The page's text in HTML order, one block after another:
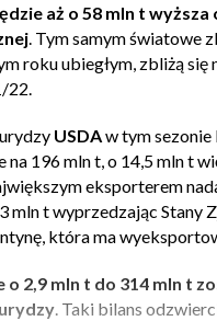
aż o 58 mln t wyższa
. Tym samym światowe
roku ubiegłym, zbliżą się
22.
USDAw tym
na 196 mln t, o 14,5 mln t
eksporterem
mln t wyprzedzając Stany
która ma
o 2,9 mln t do 314 mln t
. Taki bilans